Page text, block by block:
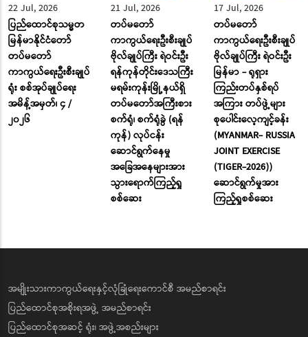
22 Jul, 2026
ပြည်ထောင်စုသမ္မတ
မြန်မာနိုင်ငံတော်
တပ်မတော်
ကာကွယ်ရေးဦးစီးချုပ်
ရုံး စစ်အုပ်ချုပ်ရေး
အမိန့်အမှတ်၊ ၄ /
၂၀၂၆
21 Jul, 2026
တပ်မတော်
ကာကွယ်ရေးဦးစီးချုပ်
ဗိုလ်ချုပ်ကြီး ရဲဝင်းဦး
ရန်ကုန်တိုင်းဒေသကြီး
မရမ်းကုန်းမြို့နယ်ရှိ
တပ်မတော်အကြီးစား
စက်ရုံ၊ စက်ရုံခွဲ (ရန်
ကုန်) လုပ်ငန်း
ဆောင်ရွက်နေမှု
အခြေအနေများအား
သွားရောက်ကြည့်ရှု
စစ်ဆေး
17 Jul, 2026
တပ်မတော်
ကာကွယ်ရေးဦးစီးချုပ်
ဗိုလ်ချုပ်ကြီး ရဲဝင်းဦး
မြန်မာ - ရုရှား
ကြည်းတပ်နှစ်ရပ်
အကြား တပ်ဖွဲ့များ
စုပေါင်းလေ့ကျင့်ခန်း
(MYANMAR- RUSSIA
JOINT EXERCISE
(TIGER-2026))
ဆောင်ရွက်မှုအား
ကြည့်ရှုစစ်ဆေး
အမျိုးသားကာကွယ်ရေးနှင့်လုံခြုံရေးကောင်စီ အမည်စာရင်း
ပြည်ထောင်စုအစိုးရအဖွဲ့ အမည်စာရင်း
ပြည်ထောင်စုအဆင့် ရုံး၊ အဖွဲ့အစည်းများ